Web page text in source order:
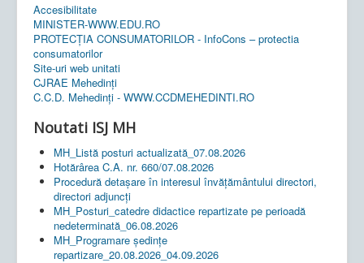
Accesibilitate
MINISTER-WWW.EDU.RO
PROTECȚIA CONSUMATORILOR - InfoCons – protectia
consumatorilor
Site-uri web unitati
CJRAE Mehedinți
C.C.D. Mehedinţi - WWW.CCDMEHEDINTI.RO
Noutati ISJ MH
MH_Listă posturi actualizată_07.08.2026
Hotărârea C.A. nr. 660/07.08.2026
Procedură detașare în interesul învățământului directori,
directori adjuncți
MH_Posturi_catedre didactice repartizate pe perioadă
nedeterminată_06.08.2026
MH_Programare ședințe
repartizare_20.08.2026_04.09.2026